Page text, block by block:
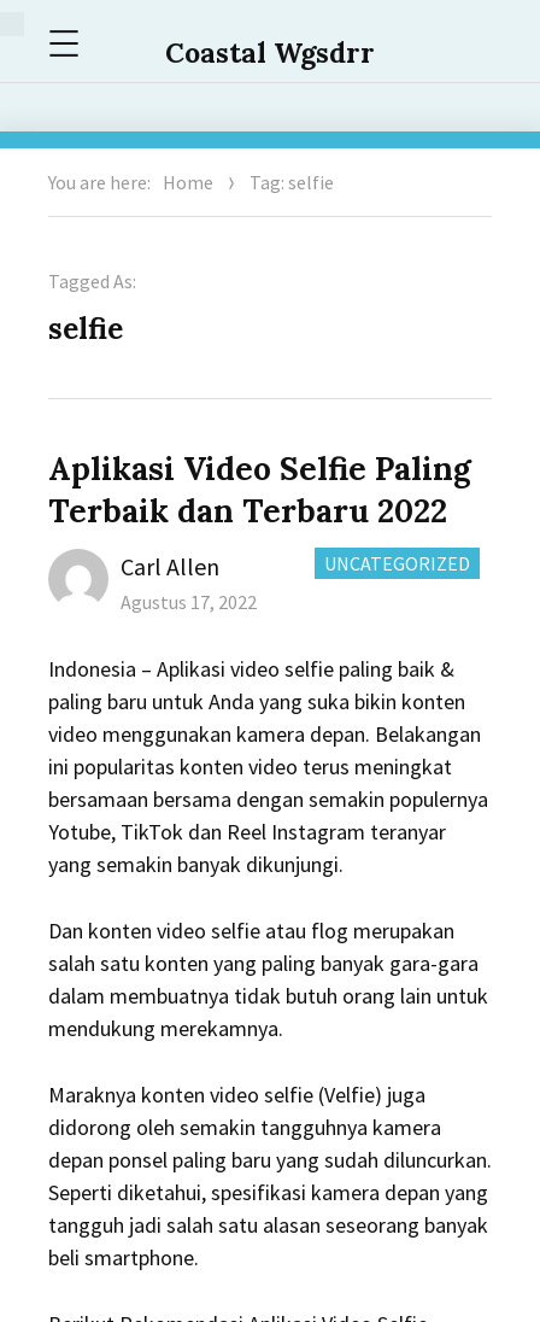
Coastal Wgsdrr
You are here: Home Tag: selfie
Tagged As:
selfie
Aplikasi Video Selfie Paling
Terbaik dan Terbaru 2022
CATEGORIES:
UNCATEGORIZED
Author
Carl Allen
Posted
Agustus 17, 2022
Indonesia – Aplikasi video selfie paling baik &
paling baru untuk Anda yang suka bikin konten
video menggunakan kamera depan. Belakangan
ini popularitas konten video terus meningkat
bersamaan bersama dengan semakin populernya
Yotube, TikTok dan Reel Instagram teranyar
yang semakin banyak dikunjungi.
Dan konten video selfie atau flog merupakan
salah satu konten yang paling banyak gara-gara
dalam membuatnya tidak butuh orang lain untuk
mendukung merekamnya.
Maraknya konten video selfie (Velfie) juga
didorong oleh semakin tangguhnya kamera
depan ponsel paling baru yang sudah diluncurkan.
Seperti diketahui, spesifikasi kamera depan yang
tangguh jadi salah satu alasan seseorang banyak
beli smartphone.